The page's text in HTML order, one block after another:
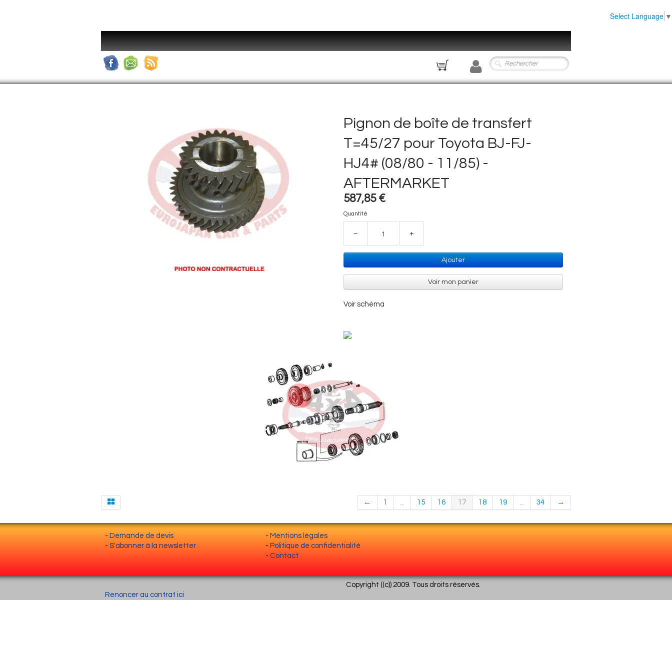
Select Language ▼
Pignon de boîte de transfert
T=45/27 pour Toyota BJ-FJ-
HJ4# (08/80 - 11/85) -
AFTERMARKET
587,85 €
Quantité
− +
Ajouter
Voir mon panier
Voir schéma
← 1 ... 15 16 17 18 19 ... 34 →
- Demande de devis
- S'abonner à la newsletter
- Mentions légales
- Politique de confidentialité
-Contact
Renoncer au contrat ici
Copyright ((c)) 2009. Tous droits réservés.